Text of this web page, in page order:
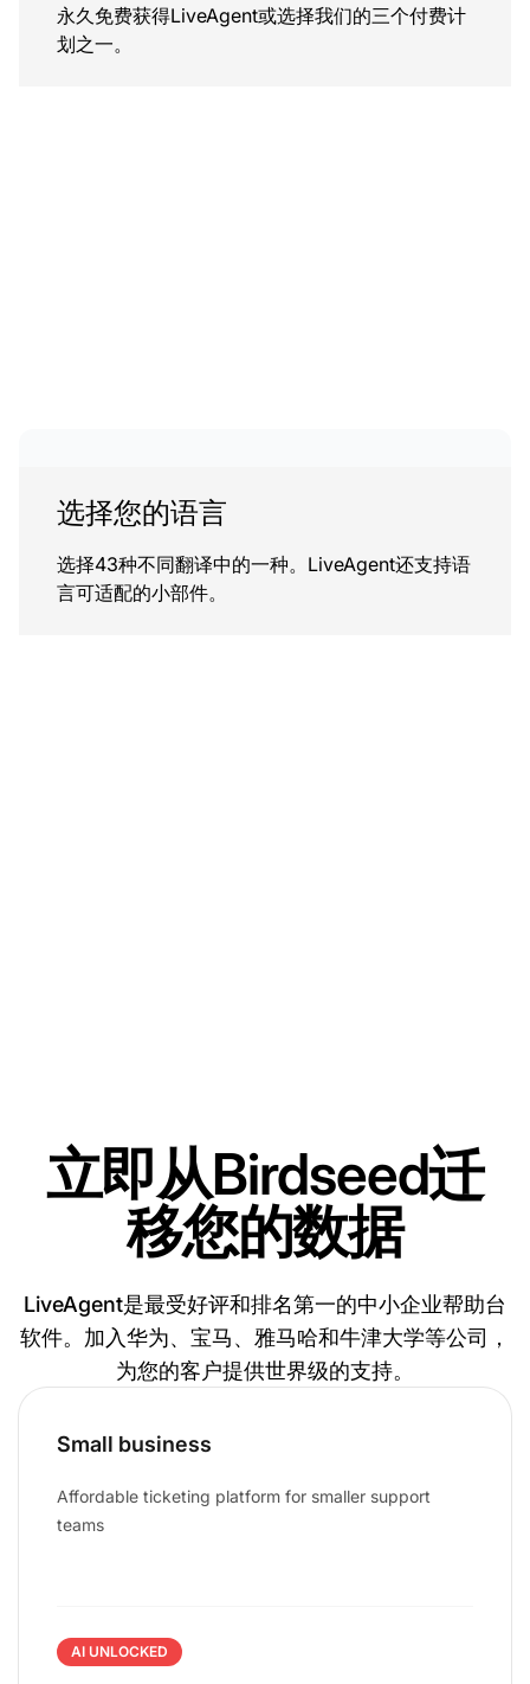
永久免费获得LiveAgent或选择我们的三个付费计
划之一。
选择您的语言
选择43种不同翻译中的一种。LiveAgent还支持语
言可适配的小部件。
立即从Birdseed迁
移您的数据
LiveAgent是最受好评和排名第一的中小企业帮助台
软件。加入华为、宝马、雅马哈和牛津大学等公司，
为您的客户提供世界级的支持。
Small business
Affordable ticketing platform for smaller support
teams
AI UNLOCKED